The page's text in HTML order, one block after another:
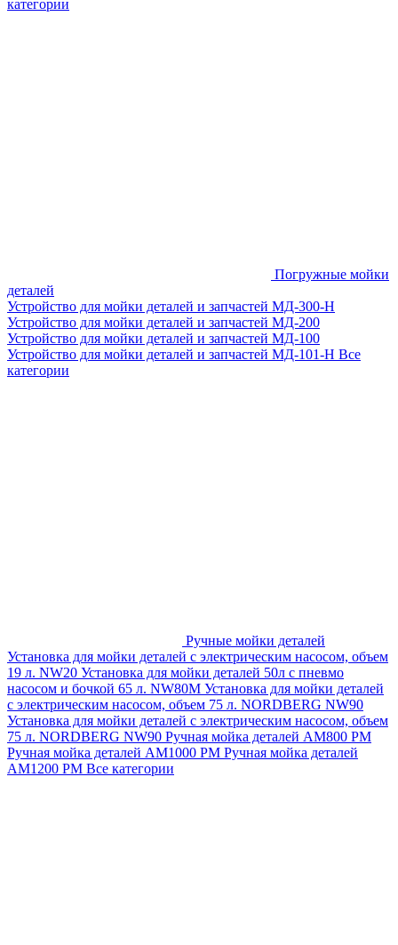
категории
Погружные мойки
деталей
Устройство для мойки деталей и запчастей МД-300-H
Устройство для мойки деталей и запчастей МД-200
Устройство для мойки деталей и запчастей МД-100
Устройство для мойки деталей и запчастей МД-101-Н Все
категории
Ручные мойки деталей
Установка для мойки деталей с электрическим насосом, объем
19 л. NW20 Установка для мойки деталей 50л с пневмо
насосом и бочкой 65 л. NW80M Установка для мойки деталей
с электрическим насосом, объем 75 л. NORDBERG NW90
Установка для мойки деталей с электрическим насосом, объем
75 л. NORDBERG NW90 Ручная мойка деталей АМ800 РМ
Ручная мойка деталей АМ1000 РМ Ручная мойка деталей
АМ1200 РМ Все категории